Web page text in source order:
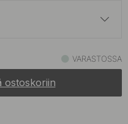
Varastossa
Varastossa
VARASTOSSA
ostoskoriin